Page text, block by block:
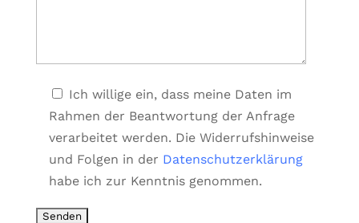
Ich willige ein, dass meine Daten im
Rahmen der Beantwortung der Anfrage
verarbeitet werden. Die Widerrufshinweise
und Folgen in der Datenschutzerklärung
habe ich zur Kenntnis genommen.